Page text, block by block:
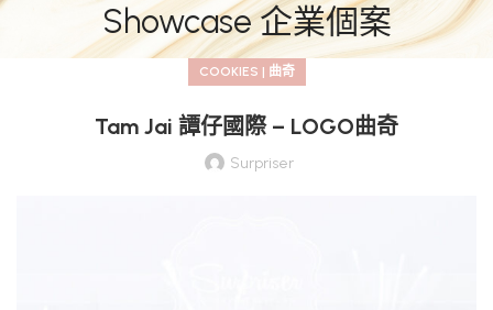
Showcase 企業個案
COOKIES | 曲奇
Tam Jai 譚仔國際 – LOGO曲奇
Surpriser